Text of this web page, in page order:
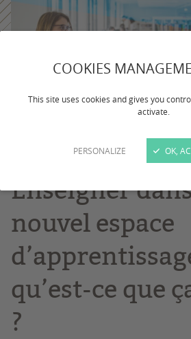
COOKIES
This site uses cookies and gives you
activate.
PERSONALIZE OK,
Enseigner
nouvel espace
qu’est-ce que
?